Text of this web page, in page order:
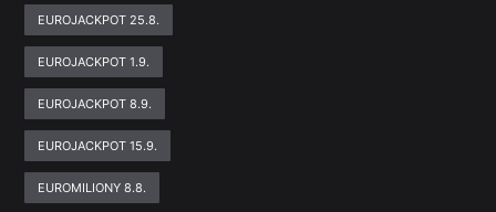
EUROJACKPOT 25.8.
EUROJACKPOT 1.9.
EUROJACKPOT 8.9.
EUROJACKPOT 15.9.
EUROMILIONY 8.8.